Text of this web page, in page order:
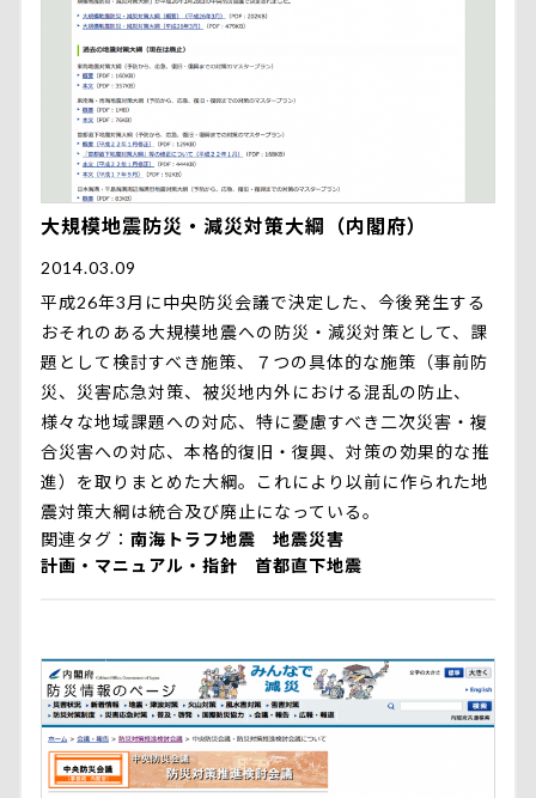
大規模地震防災・減災対策大綱（内閣府）
2014.03.09
平成26年3月に中央防災会議で決定した、今後発生する
おそれのある大規模地震への防災・減災対策として、課
題として検討すべき施策、７つの具体的な施策（事前防
災、災害応急対策、被災地内外における混乱の防止、
様々な地域課題への対応、特に憂慮すべき二次災害・複
合災害への対応、本格的復旧・復興、対策の効果的な推
進）を取りまとめた大綱。これにより以前に作られた地
震対策大綱は統合及び廃止になっている。
関連タグ
南海トラフ地震
地震災害
計画・マニュアル・指針
首都直下地震